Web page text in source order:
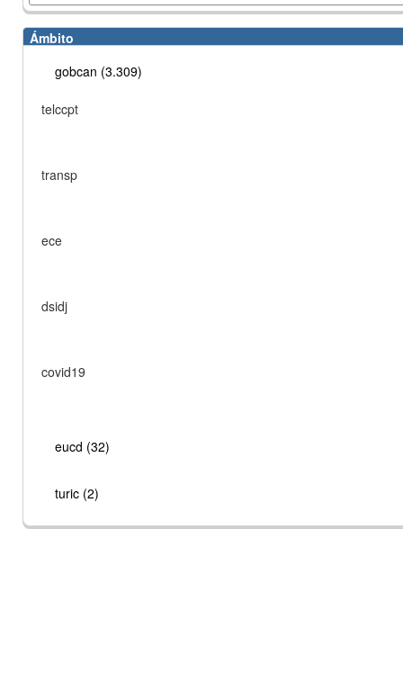
Ámbito
gobcan (3.309)
telccpt
transp
ece
dsidj
covid19
eucd (32)
turic (2)